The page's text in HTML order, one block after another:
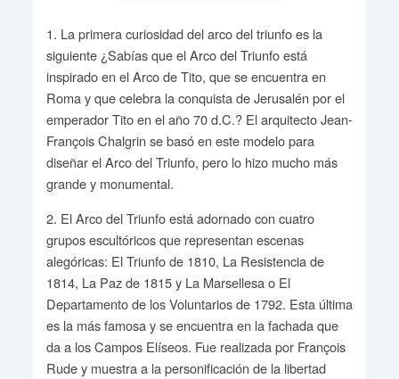
1. La primera curiosidad del arco del triunfo es la
siguiente ¿Sabías que el Arco del Triunfo está
inspirado en el Arco de Tito, que se encuentra en
Roma y que celebra la conquista de Jerusalén por el
emperador Tito en el año 70 d.C.? El arquitecto Jean-
François Chalgrin se basó en este modelo para
diseñar el Arco del Triunfo, pero lo hizo mucho más
grande y monumental.
2. El Arco del Triunfo está adornado con cuatro
grupos escultóricos que representan escenas
alegóricas: El Triunfo de 1810, La Resistencia de
1814, La Paz de 1815 y La Marsellesa o El
Departamento de los Voluntarios de 1792. Esta última
es la más famosa y se encuentra en la fachada que
da a los Campos Elíseos. Fue realizada por François
Rude y muestra a la personificación de la libertad